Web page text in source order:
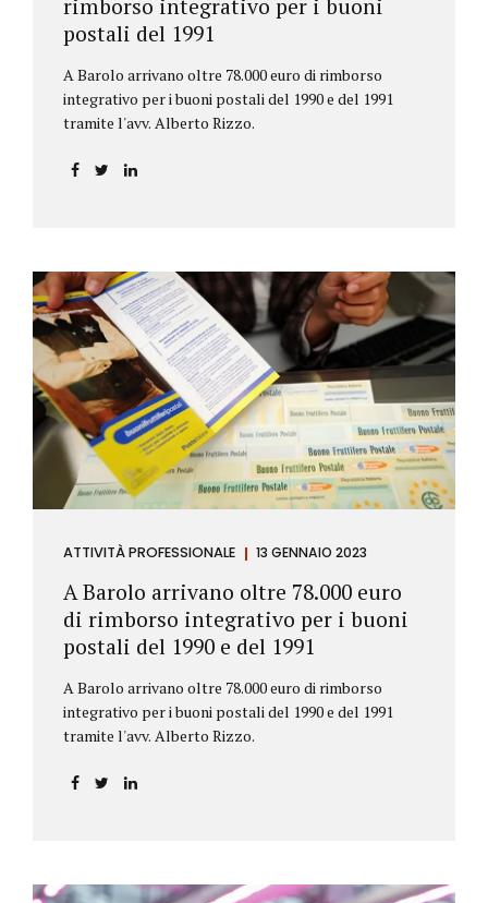
rimborso integrativo per i buoni
postali del 1991
A Barolo arrivano oltre 78.000 euro di rimborso
integrativo per i buoni postali del 1990 e del 1991
tramite l'avv. Alberto Rizzo.
ATTIVITÀ PROFESSIONALE 13 GENNAIO 2023
A Barolo arrivano oltre 78.000 euro
di rimborso integrativo per i buoni
postali del 1990 e del 1991
A Barolo arrivano oltre 78.000 euro di rimborso
integrativo per i buoni postali del 1990 e del 1991
tramite l'avv. Alberto Rizzo.